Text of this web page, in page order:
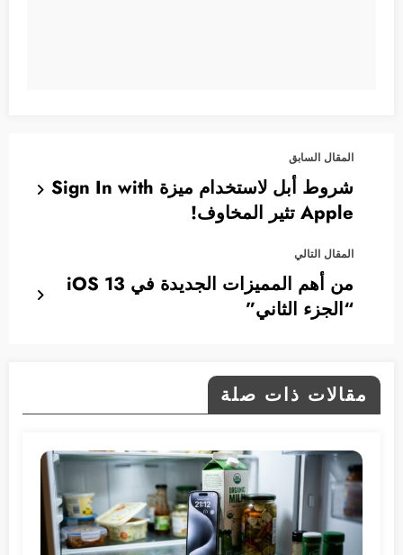
المقال السابق
شروط أبل لاستخدام ميزة Sign In with
Apple تثير المخاوف!
المقال التالي
من أهم المميزات الجديدة في iOS 13
“الجزء الثاني”
مقالات ذات صلة